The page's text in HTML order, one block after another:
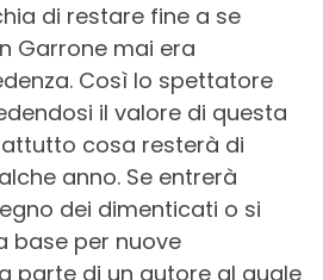
di restare fine a se
Garrone mai era
Così lo spettatore
il valore di questa
cosa resterà di
anno. Se entrerà
dei dimenticati o si
base per nuove
parte di un autore al quale